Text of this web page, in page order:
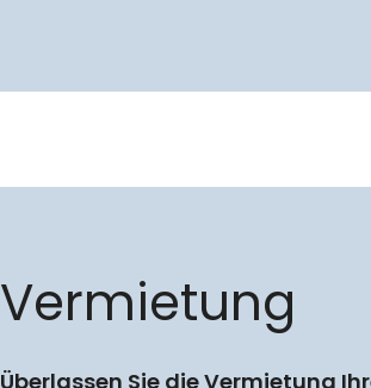
Vermietung
Überlassen Sie die Vermietung